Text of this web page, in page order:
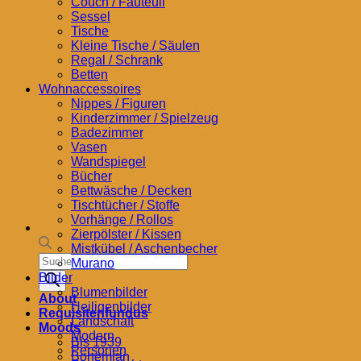
Products
search
About
Requisitenfundus
Moods
Bis 1939
Bohemian
Sessel
Tische
Kleine Tische / Säulen
Regal / Schrank
Betten
Wohnaccessoires
Nippes / Figuren
Kinderzimmer / Spielzeug
Badezimmer
Vasen
Wandspiegel
Bücher
Bettwäsche / Decken
Tischtücher / Stoffe
Vorhänge / Rollos
Zierpölster / Kissen
Mistkübel / Aschenbecher
Murano
Bilder
Blumenbilder
Heiligenbilder
Landschaft
Modern
Personen